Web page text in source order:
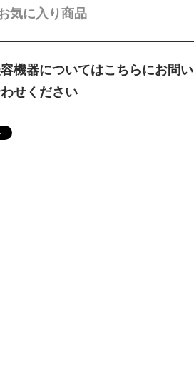
気に入り商品
機器についてはこちらにお問い
せください